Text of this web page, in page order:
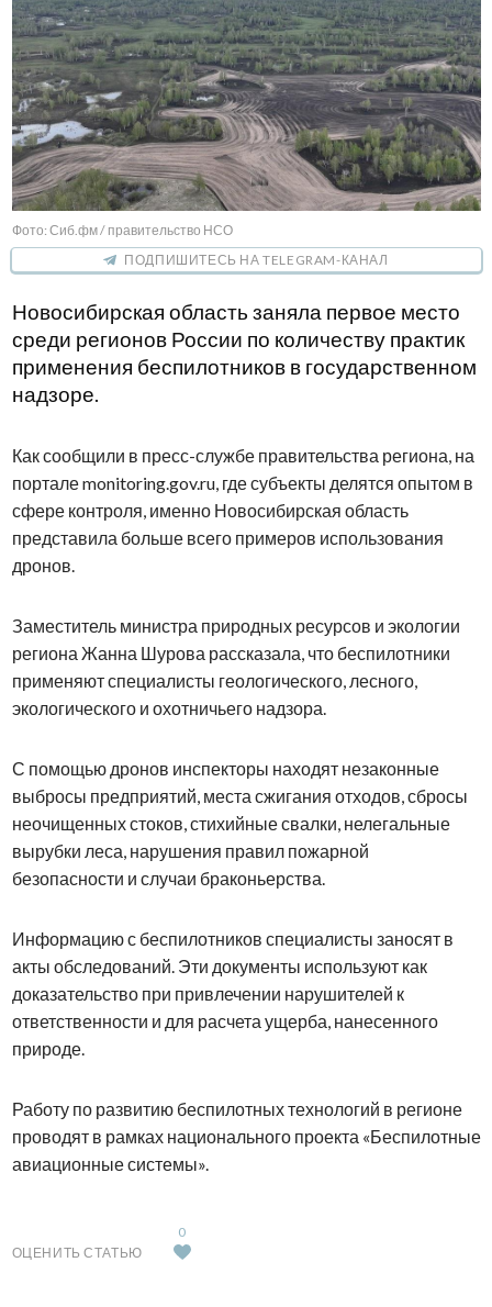
Фото: Сиб.фм / правительство НСО
ПОДПИШИТЕСЬ НА TELEGRAM-КАНАЛ
Новосибирская область заняла первое место
среди регионов России по количеству практик
применения беспилотников в государственном
надзоре.
Как сообщили в пресс-службе правительства региона, на
портале monitoring.gov.ru, где субъекты делятся опытом в
сфере контроля, именно Новосибирская область
представила больше всего примеров использования
дронов.
Заместитель министра природных ресурсов и экологии
региона Жанна Шурова рассказала, что беспилотники
применяют специалисты геологического, лесного,
экологического и охотничьего надзора.
С помощью дронов инспекторы находят незаконные
выбросы предприятий, места сжигания отходов, сбросы
неочищенных стоков, стихийные свалки, нелегальные
вырубки леса, нарушения правил пожарной
безопасности и случаи браконьерства.
Информацию с беспилотников специалисты заносят в
акты обследований. Эти документы используют как
доказательство при привлечении нарушителей к
ответственности и для расчета ущерба, нанесенного
природе.
Работу по развитию беспилотных технологий в регионе
проводят в рамках национального проекта «Беспилотные
авиационные системы».
ОЦЕНИТЬ СТАТЬЮ
0